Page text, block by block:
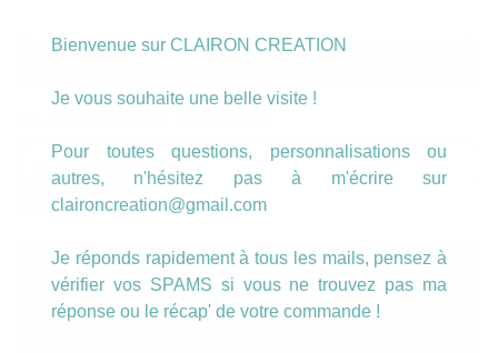
Recherche
pour :
Recherche
A LÀ UNE
Bienvenue sur CLAIRON CREATION
Je vous souhaite une belle visite !
Pour toutes questions, personnalisations ou
autres, n'hésitez pas à m'écrire sur
claironcreation@gmail.com
Je réponds rapidement à tous les mails, pensez à
vérifier vos SPAMS si vous ne trouvez pas ma
réponse ou le récap' de votre commande !